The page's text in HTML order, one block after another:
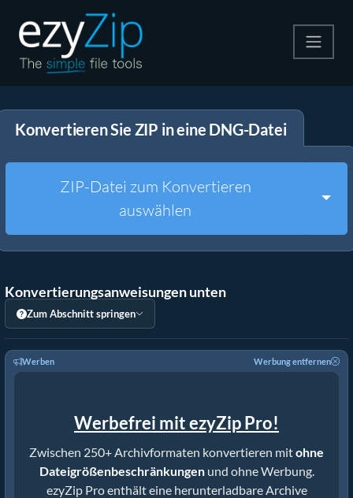
Entpacken
Konvertieren Sie ZIP in eine DNG-Datei
ZIP-Datei zum Konvertieren
auswählen
Konvertierungsanweisungen unten
Zum Abschnitt springen
Werben Werbung entfernen
Werbefrei mit ezyZip Pro!
Zwischen 250+ Archivformaten konvertieren mitohne
Dateigrößenbeschränkungenund ohne Werbung.
ezyZip Pro enthält eine herunterladbare Archive